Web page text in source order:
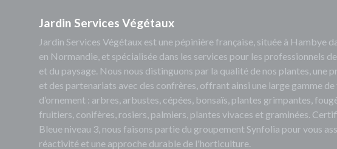
Jardin Services Végétaux
Jardin Services Végétaux est une pépinière française, située à Hambye
en Normandie, et spécialisée dans les services pour les professionnels
et du paysage. Nous nous distinguons par la qualité de nos plantes, une
et des partenariats avec des confrères, offrant ainsi une large gamme
d’ornement : arbres, arbustes, cépées, bonsaïs, plantes grimpantes,
fruitiers, conifères, rosiers, palmiers, plantes vivaces et graminées.
Bleue niveau 3, nous faisons partie du groupement Synfolia pour vous
réactivité et une approche durable de l'horticulture.